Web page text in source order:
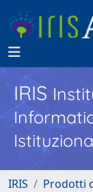
IRIS
IRIS Prodotti